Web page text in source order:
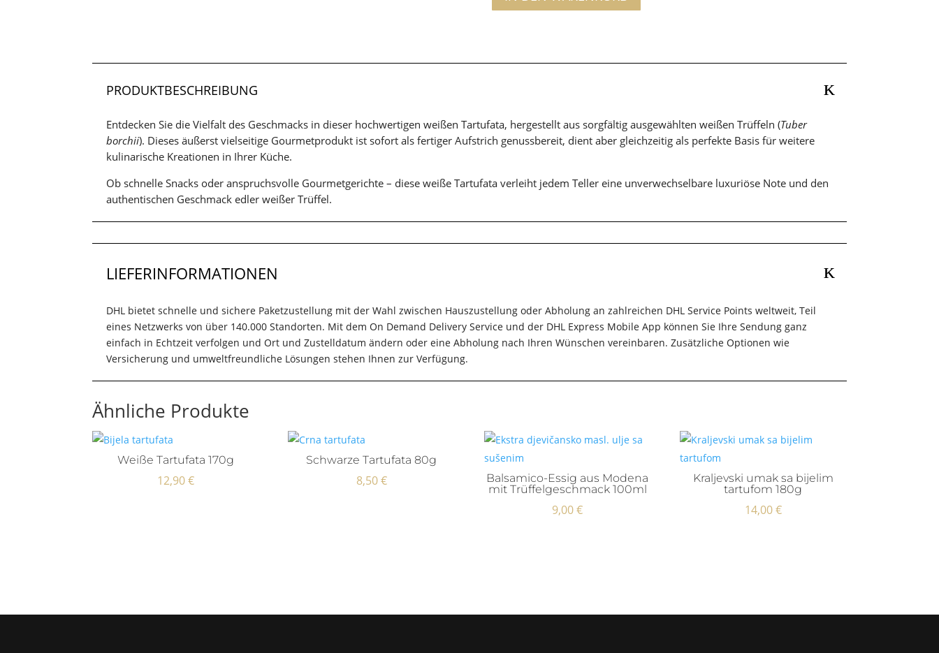
PRODUKTBESCHREIBUNG
Entdecken Sie die Vielfalt des Geschmacks in dieser hochwertigen weißen Tartufata, hergestellt aus sorgfältig ausgewählten weißen Trüffeln (Tuber
borchii). Dieses äußerst vielseitige Gourmetprodukt ist sofort als fertiger Aufstrich genussbereit, dient aber gleichzeitig als perfekte Basis für weitere
kulinarische Kreationen in Ihrer Küche.
Ob schnelle Snacks oder anspruchsvolle Gourmetgerichte – diese weiße Tartufata verleiht jedem Teller eine unverwechselbare luxuriöse Note und den
authentischen Geschmack edler weißer Trüffel.
LIEFERINFORMATIONEN
DHL bietet schnelle und sichere Paketzustellung mit der Wahl zwischen Hauszustellung oder Abholung an zahlreichen DHL Service Points weltweit, Teil
eines Netzwerks von über 140.000 Standorten. Mit dem On Demand Delivery Service und der DHL Express Mobile App können Sie Ihre Sendung ganz
einfach in Echtzeit verfolgen und Ort und Zustelldatum ändern oder eine Abholung nach Ihren Wünschen vereinbaren. Zusätzliche Optionen wie
Versicherung und umweltfreundliche Lösungen stehen Ihnen zur Verfügung.
Ähnliche Produkte
Weiße Tartufata 170g
12,90€
Schwarze Tartufata 80g
8,50€
Balsamico-Essig aus Modena
mit Trüffelgeschmack 100ml
9,00€
Kraljevski umak sa bijelim
tartufom 180g
14,00€